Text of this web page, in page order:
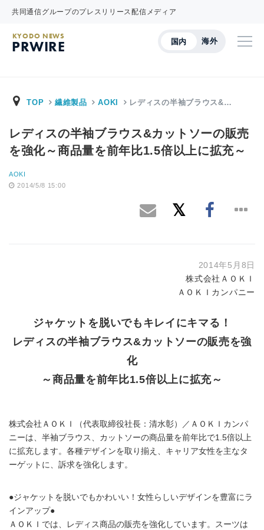
共同通信グループのプレスリリース配信メディア
国内 海外
KYODO NEWS
PRWIRE
TOP 繊維製品 AOKI レディスの半袖ブラウス&…
レディスの半袖ブラウス&カットソーの販売
を強化～商品量を前年比1.5倍以上に拡充～
AOKI
2014/5/8 15:00
2014年5月8日
株式会社ＡＯＫＩ
ＡＯＫＩカンパニー
ジャケットを脱いでもキレイにキマる！
レディスの半袖ブラウス&カットソーの販売を強
化
～商品量を前年比1.5倍以上に拡充～
株式会社ＡＯＫＩ（代表取締役社長：清水彰）／ＡＯＫＩカンパ
ニーは、半袖ブラウス、カットソーの商品量を前年比で1.5倍以上
に拡充します。各種デザインを取り揃え、キャリア女性を主なタ
ーゲットに、訴求を強化します。
●ジャケットを脱いでもかわいい！女性らしいデザインを豊富にラ
インアップ●
ＡＯＫＩでは、レディス商品の販売を強化しています。スーツは